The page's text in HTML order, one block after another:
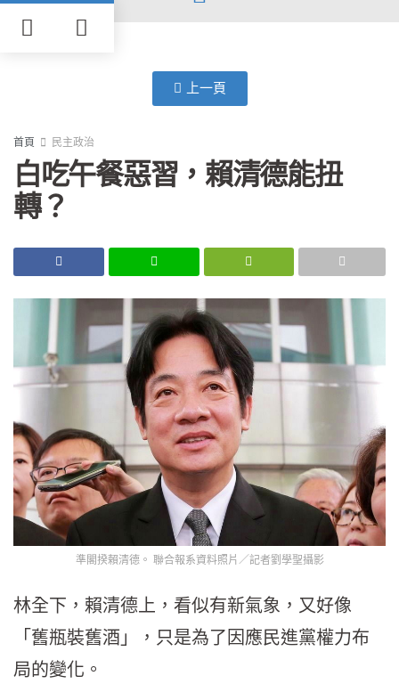
上一頁
首頁 民主政治
白吃午餐惡習，賴清德能扭
轉？
準閣揆賴清德。 聯合報系資料照片／記者劉學聖攝影
林全下，賴清德上，看似有新氣象，又好像
「舊瓶裝舊酒」，只是為了因應民進黨權力布
局的變化。